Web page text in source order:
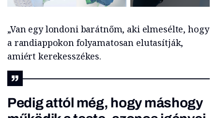
„Van egy londoni barátnőm, aki elmesélte, hogy
a randiappokon folyamatosan elutasítják,
amiért kerekesszékes.
Pedig attól még, hogy máshogy